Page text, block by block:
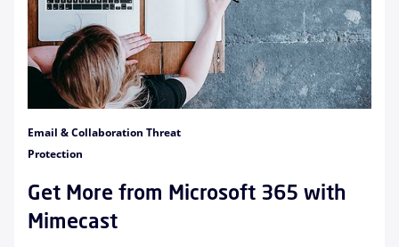
Email & Collaboration Threat
Protection
Get More from Microsoft 365 with
Mimecast